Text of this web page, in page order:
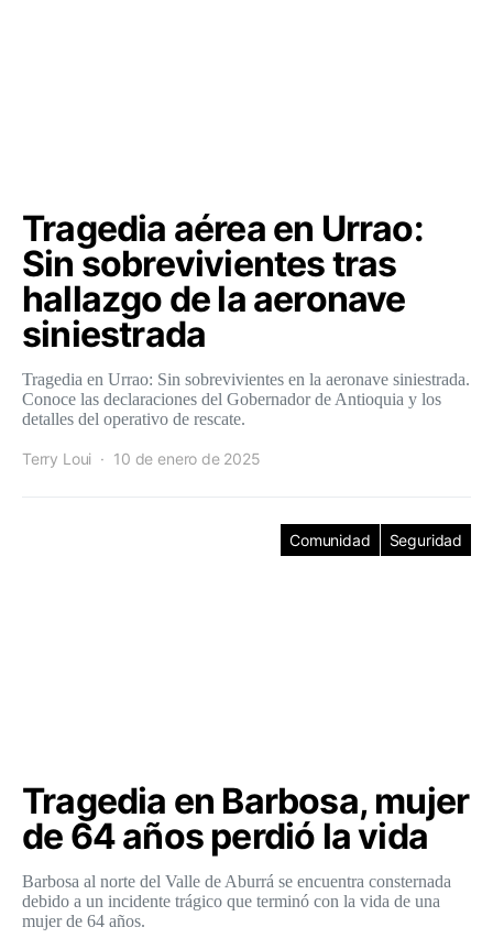
Tragedia aérea en Urrao:
Sin sobrevivientes tras
hallazgo de la aeronave
siniestrada
Tragedia en Urrao: Sin sobrevivientes en la aeronave siniestrada.
Conoce las declaraciones del Gobernador de Antioquia y los
detalles del operativo de rescate.
Terry Loui 10 de enero de 2025
Comunidad Seguridad
Tragedia en Barbosa, mujer
de 64 años perdió la vida
Barbosa al norte del Valle de Aburrá se encuentra consternada
debido a un incidente trágico que terminó con la vida de una
mujer de 64 años.